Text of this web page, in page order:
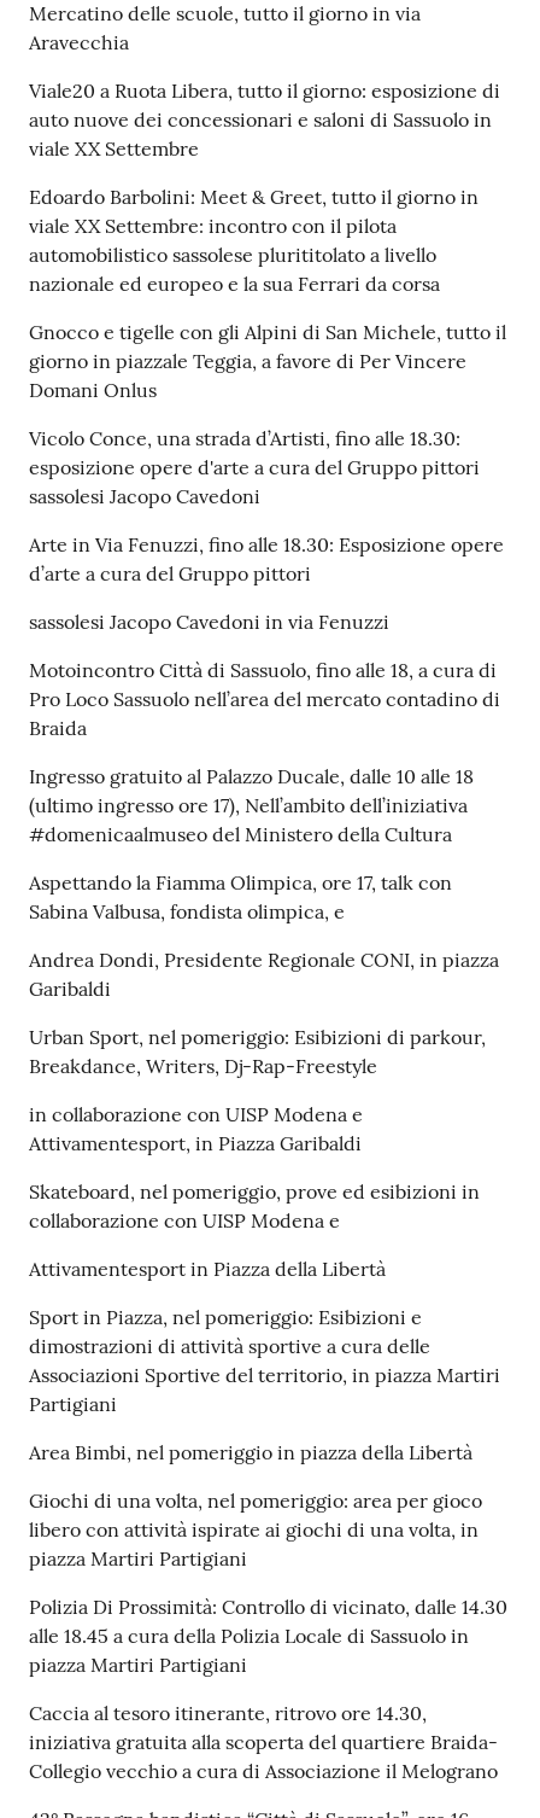
Tutti
gli
argomenti...
Seguici
su
Mercatino delle scuole, tutto il giorno in via
Aravecchia
Viale20 a Ruota Libera, tutto il giorno: esposizione di
auto nuove dei concessionari e saloni di Sassuolo in
viale XX Settembre
Edoardo Barbolini: Meet & Greet, tutto il giorno in
viale XX Settembre: incontro con il pilota
automobilistico sassolese plurititolato a livello
nazionale ed europeo e la sua Ferrari da corsa
Gnocco e tigelle con gli Alpini di San Michele, tutto il
giorno in piazzale Teggia, a favore di Per Vincere
Domani Onlus
Vicolo Conce, una strada d’Artisti, fino alle 18.30:
esposizione opere d'arte a cura del Gruppo pittori
sassolesi Jacopo Cavedoni
Arte in Via Fenuzzi, fino alle 18.30: Esposizione opere
d’arte a cura del Gruppo pittori
sassolesi Jacopo Cavedoni in via Fenuzzi
Motoincontro Città di Sassuolo, fino alle 18, a cura di
Pro Loco Sassuolo nell’area del mercato contadino di
Braida
Ingresso gratuito al Palazzo Ducale, dalle 10 alle 18
(ultimo ingresso ore 17), Nell’ambito dell’iniziativa
#domenicaalmuseo del Ministero della Cultura
Aspettando la Fiamma Olimpica, ore 17, talk con
Sabina Valbusa, fondista olimpica, e
Andrea Dondi, Presidente Regionale CONI, in piazza
Garibaldi
Urban Sport, nel pomeriggio: Esibizioni di parkour,
Breakdance, Writers, Dj-Rap-Freestyle
in collaborazione con UISP Modena e
Attivamentesport, in Piazza Garibaldi
Skateboard, nel pomeriggio, prove ed esibizioni in
collaborazione con UISP Modena e
Attivamentesport in Piazza della Libertà
Sport in Piazza, nel pomeriggio: Esibizioni e
dimostrazioni di attività sportive a cura delle
Associazioni Sportive del territorio, in piazza Martiri
Partigiani
Area Bimbi, nel pomeriggio in piazza della Libertà
Giochi di una volta, nel pomeriggio: area per gioco
libero con attività ispirate ai giochi di una volta, in
piazza Martiri Partigiani
Polizia Di Prossimità: Controllo di vicinato, dalle 14.30
alle 18.45 a cura della Polizia Locale di Sassuolo in
piazza Martiri Partigiani
Caccia al tesoro itinerante, ritrovo ore 14.30,
iniziativa gratuita alla scoperta del quartiere Braida-
Collegio vecchio a cura di Associazione il Melograno